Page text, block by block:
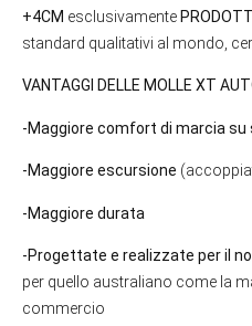
+4CM esclusivamente
standard qualitativi al mondo,
VANTAGGI DELLE MOLLE XT
-Maggiore comfort di marcia
-Maggiore escursione
-Maggiore durata
-Progettate e realizzate per il
per quello australiano come la
commercio